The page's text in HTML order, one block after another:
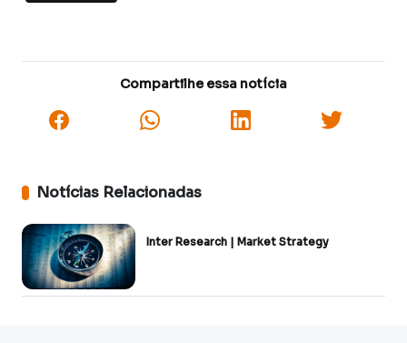
Compartilhe essa notícia
Notícias Relacionadas
Inter Research | Market Strategy